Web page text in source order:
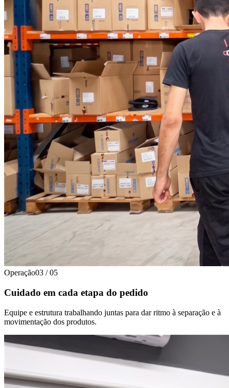
Operação03 / 05
Cuidado em cada etapa do pedido
Equipe e estrutura trabalhando juntas para dar ritmo à separação e à
movimentação dos produtos.